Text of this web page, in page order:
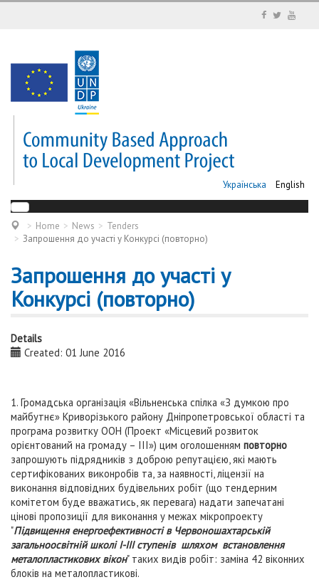
Українська English
Home News
Tenders
Запрошення до участі у Конкурсі (повторно)
Запрошення до участі у
Конкурсі (повторно)
Details
Created: 01 June 2016
1. Громадська організація «Вільненська спілка «З думкою про
майбутнє» Криворізького району Дніпропетровської області та
програма розвитку ООН (Проект «Місцевий розвиток
орієнтований на громаду – ІII») цим оголошенням повторно
запрошують підрядників з доброю репутацією, які мають
сертифікованих виконробів та, за наявності, ліцензії на
виконання відповідних будівельних робіт (що тендерним
комітетом буде вважатись, як перевага) надати запечатані
цінові пропозиції для виконання у межах мікропроекту
"Підвищення енергоефективності в Червоношахтарській
загальноосвітній школі І-ІІІ ступенів шляхом встановлення
металопластикових вікон" таких видів робіт: заміна 42 віконних
блоків на металопластикові.